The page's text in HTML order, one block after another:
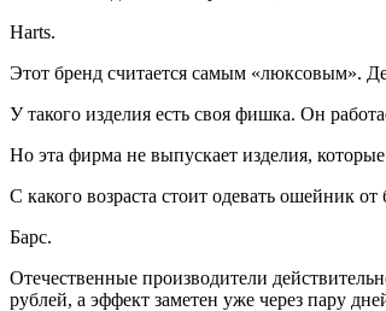
Harts.
Этот бренд считается самым «люксовым».
У такого изделия есть своя фишка. Он
Но эта фирма не выпускает изделия,
С какого возраста стоит одевать ошейник
Барс.
Отечественные производители
рублей, а эффект заметен уже через пару